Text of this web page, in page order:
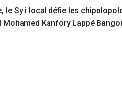
Syli local défie les
Kanfory Lappé